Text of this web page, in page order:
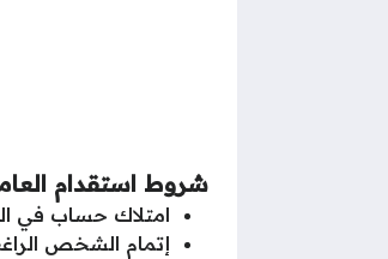
شروط استقدام
امتلاك حساب في البنك بقيمة
إتمام الشخص الراغب في